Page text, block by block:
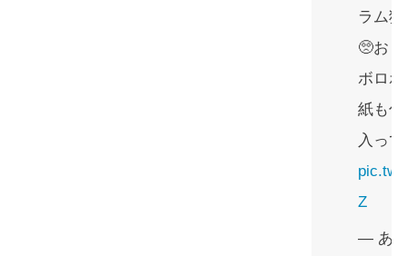
ラム
🥺お
ボロボ
紙も
入っ
Z
— あ